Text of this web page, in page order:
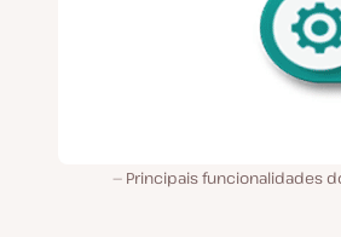
Principais funcionalidades